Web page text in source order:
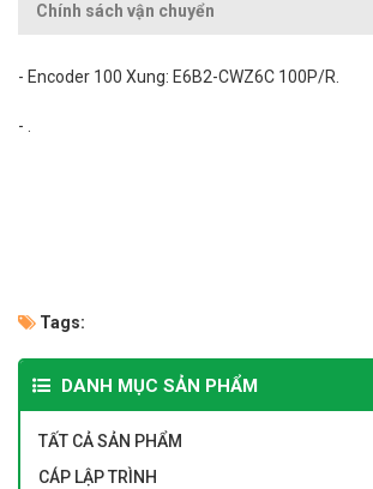
Chính sách vận chuyển
- Encoder 100 Xung: E6B2-CWZ6C 100P/R.
- .
Tags:
DANH MỤC SẢN PHẨM
TẤT CẢ SẢN PHẨM
CÁP LẬP TRÌNH